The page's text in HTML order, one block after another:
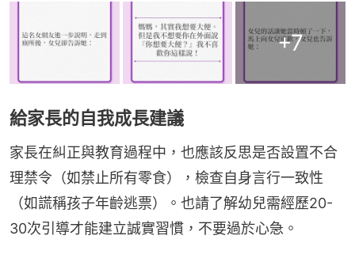
+7
給家長的自我成長建議
家長在糾正與教育過程中，也應該反思是否設置不合
理禁令（如禁止所有零食），檢查自身言行一致性
（如謊稱孩子年齡逃票）。也請了解幼兒需經歷20-
30次引導才能建立誠實習慣，不要過於心急。